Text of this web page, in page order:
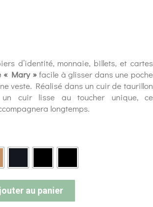
d’identité, monnaie, billets, et cartes
« Mary »facile à glisser dans une poche
veste. Réalisé dans un cuir de taurillon
cuir lisse au toucher unique, ce
longtemps.
au panier